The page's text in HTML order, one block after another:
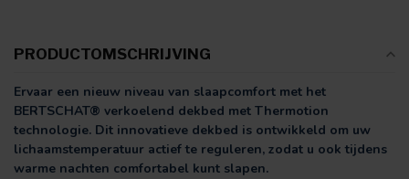
PRODUCTOMSCHRIJVING
Ervaar een nieuw niveau van slaapcomfort met het
BERTSCHAT® verkoelend dekbed met Thermotion
technologie. Dit innovatieve dekbed is ontwikkeld om uw
lichaamstemperatuur actief te reguleren, zodat u ook tijdens
warme nachten comfortabel kunt slapen.